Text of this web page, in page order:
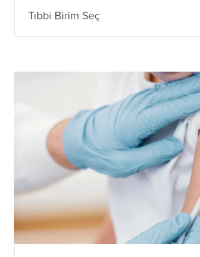
Tıbbi Birim Seç